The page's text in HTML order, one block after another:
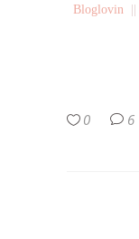
Bloglovin ||
0 6